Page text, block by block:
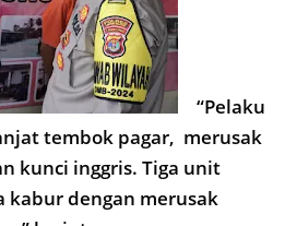
“Pelaku
tembok pagar, merusak
kunci inggris. Tiga unit
kabur dengan merusak